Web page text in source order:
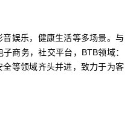
娱乐，健康生活等多场景。与
商务，社交平台，BTB领域：
等领域齐头并进，致力于为客